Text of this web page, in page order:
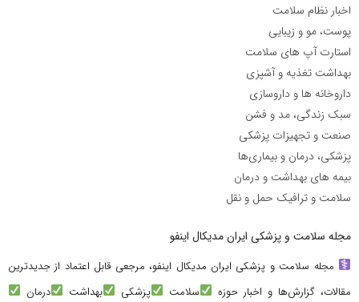
اخبار نظام سلامت
پوست، مو و زیبایی
استارت آپ های سلامت
بهداشت تغذیه و آشپزی
داروخانه ها و داروسازی
سبک زندگی، مد و فشن
صنعت و تجهیزات پزشکی
پزشکی، درمان و بیماری‌ها
بیمه های بهداشت و درمان
سلامت و ترافیک حمل و نقل
مجله سلامت و پزشکی ایران مدیکال اینفو
مجله سلامت و پزشکی ایران مدیکال اینفو، مرجعی قابل اعتماد از جدیدترین
مقالات، گزارش‌ها و اخبار حوزه
سلامت پزشکی بهداشت
درمان